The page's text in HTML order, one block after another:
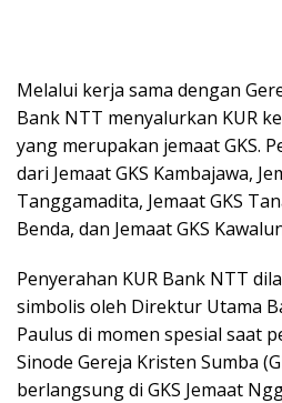
Melalui kerja sama dengan
Bank NTT menyalurkan KUR
yang merupakan jemaat GKS.
dari Jemaat GKS Kambajawa,
Tanggamadita, Jemaat GKS
Benda, dan Jemaat GKS
Penyerahan KUR Bank NTT
simbolis oleh Direktur Utama
Paulus di momen spesial saat
Sinode Gereja Kristen Sumba
berlangsung di GKS Jemaat